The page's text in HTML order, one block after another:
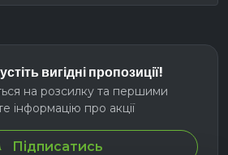
вигідні пропозиції!
на розсилку та першими
інформацію про акції
Підписатись